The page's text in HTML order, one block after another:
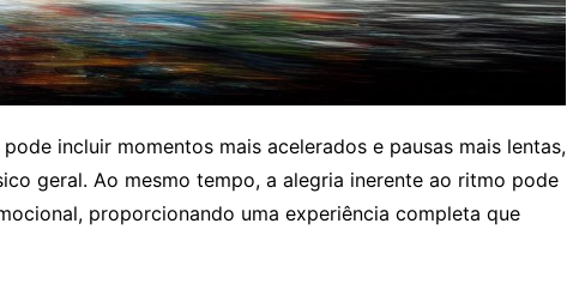
incluir momentos mais acelerados e pausas mais lentas,
geral. Ao mesmo tempo, a alegria inerente ao ritmo pode
proporcionando uma experiência completa que